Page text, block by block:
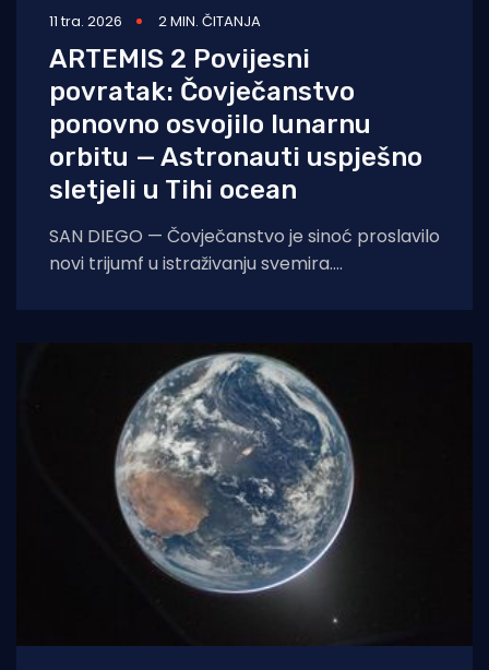
11 tra. 2026 2 MIN. ČITANJA
ARTEMIS 2 Povijesni
povratak: Čovječanstvo
ponovno osvojilo lunarnu
orbitu — Astronauti uspješno
sletjeli u Tihi ocean
SAN DIEGO — Čovječanstvo je sinoć proslavilo
novi trijumf u istraživanju svemira.